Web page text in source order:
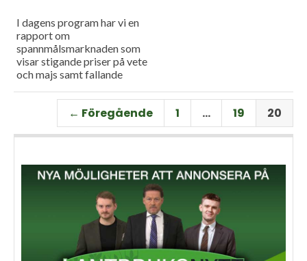
I dagens program har vi en
rapport om
spannmålsmarknaden som
visar stigande priser på vete
och majs samt fallande
premiär för vårt
måndagsprogram med en
längre intervju med Erik
Stjerndahl vd för HIR Skåne,
fältdagar.
← Föregående 1 … 19 20